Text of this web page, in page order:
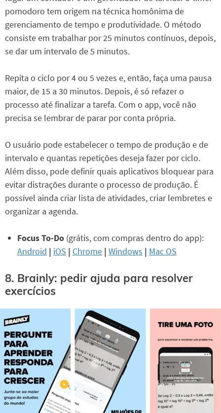
pomodoro tem origem na técnica homônima de
gerenciamento de tempo e produtividade. O método
consiste em trabalhar por 25 minutos contínuos, depois,
se dar um intervalo de 5 minutos.
Repita o ciclo por 4 ou 5 vezes e, então, faça uma pausa
maior, de 15 a 30 minutos. Depois, é só refazer o
processo até finalizar a tarefa. Com o app, você não
precisa se lembrar de parar por conta própria.
O usuário pode estabelecer o tempo de produção e de
intervalo e quantas repetições deseja fazer por ciclo.
Além disso, pode definir quais aplicativos bloquear para
evitar distrações durante o processo de produção. É
possível ainda criar lista de atividades, criar lembretes e
organizar a agenda.
Focus To-Do (grátis, com compras dentro do app):
Android | iOS | Chrome | Windows | Mac OS
8. Brainly: pedir ajuda para resolver
exercícios